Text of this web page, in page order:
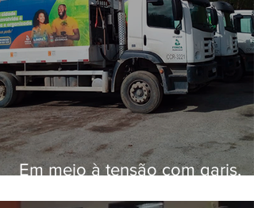
Em meio à tensão com garis,